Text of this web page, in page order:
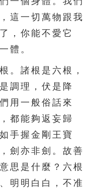
這一切萬物跟我
，你能不愛它
體。
諸根是六根，
調理，伏是降
用一般俗話來
都能夠返妄歸
手握金剛王寶
劍亦非劍。故善
思是什麼？六根
明明白白，不准